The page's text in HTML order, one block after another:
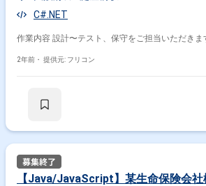
C#.NET
作業内容 設計〜テスト、保守をご担当いただきま
2年前・ 提供元: フリコン
【Java/JavaScript】某生命保険会